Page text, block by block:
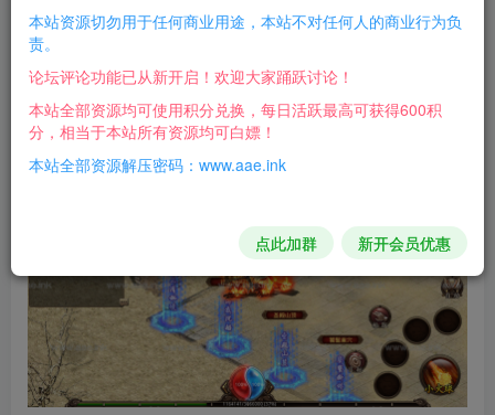
游戏介绍：
感觉挺复古的，还是白日门比较好玩，自行测试吧！
游戏截图：
本站资源切勿用于任何商业用途，本站不对任何人的商业行为负
责。
论坛评论功能已从新开启！欢迎大家踊跃讨论！
本站全部资源均可使用积分兑换，每日活跃最高可获得600积
分，相当于本站所有资源均可白嫖！
本站全部资源解压密码：www.aae.ink
点此加群 新开会员优惠